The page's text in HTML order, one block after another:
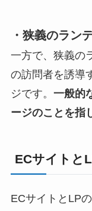
・狭義のラン
一方で、狭義の
の訪問者を誘導
ジです。 一般的
ージのことを指
ECサイトと
ECサイトとLP